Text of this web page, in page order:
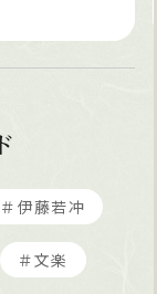
＃伊藤若冲
＃文楽